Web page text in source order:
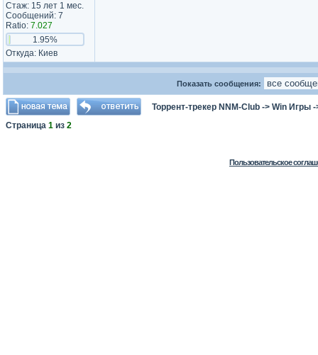
Стаж: 15 лет 1 мес.
Сообщений: 7
Ratio: 7.027
1.95%
Откуда: Киев
Показать сообщения:
Торрент-трекер NNM-Club -> Win Игры
Страница 1 из 2
Пользовательское